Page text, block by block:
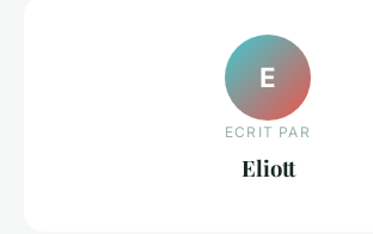
E
ECRIT PAR
Eliott